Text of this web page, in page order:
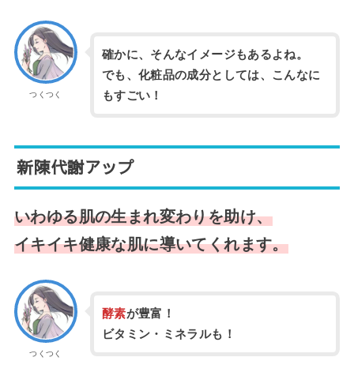
つくつく
確かに、そんなイメージもあるよね。
でも、化粧品の成分としては、こんなに
もすごい！
新陳代謝アップ
いわゆる肌の生まれ変わりを助け、
イキイキ健康な肌に導いてくれます。
つくつく
酵素が豊富！
ビタミン・ミネラルも！